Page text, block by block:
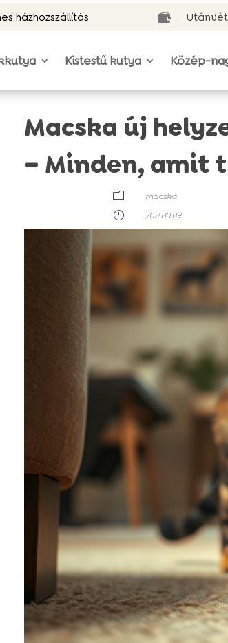
házhozszállítás 
Kistestű kutya Közép-
Macska új
– Minden, amit
m
macska
}
2025.10.09.